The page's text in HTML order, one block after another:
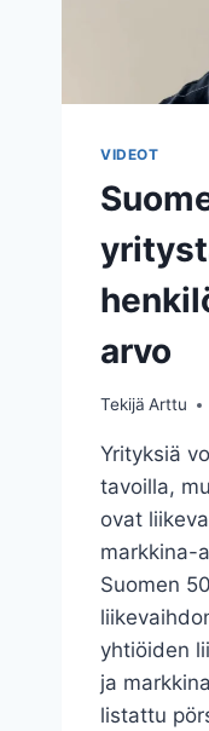
VIDEOT
arvo
Tekijä Arttu
Yrityksiä
tavoilla,
ovat
markkina-
Suomen
yhtiöiden
ja
listattu